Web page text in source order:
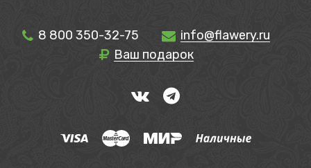
8 800 350-32-75
info@flawery.ru
Ваш подарок